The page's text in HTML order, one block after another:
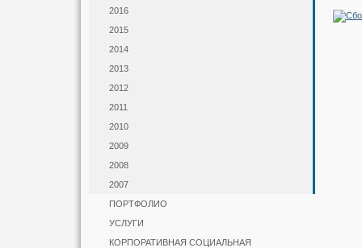
2016
2015
2014
2013
2012
2011
2010
2009
2008
2007
ПОРТФОЛИО
УСЛУГИ
КОРПОРАТИВНАЯ СОЦИАЛЬНАЯ